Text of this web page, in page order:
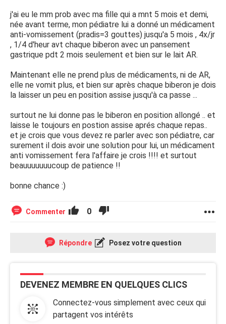
j'ai eu le mm prob avec ma fille qui a mnt 5 mois et demi,
née avant terme, mon pédiatre lui a donné un médicament
anti-vomissement (pradis=3 gouttes) jusqu'a 5 mois , 4x/jr
, 1/4 d'heur avt chaque biberon avec un pansement
gastrique pdt 2 mois seulement et bien sur le lait AR.
Maintenant elle ne prend plus de médicaments, ni de AR,
elle ne vomit plus, et bien sur après chaque biberon je dois
la laisser un peu en position assise jusqu'à ca passe ...
surtout ne lui donne pas le biberon en position allongé .. et
laisse le toujours en postion assise aprés chaque repas..
et je crois que vous devez re parler avec son pédiatre, car
surement il dois avoir une solution pour lui, un médicament
anti vomissement fera l'affaire je crois !!!! et surtout
beauuuuuuucoup de patience !!
bonne chance :)
Commenter 0
Répondre Posez votre question
DEVENEZ MEMBRE EN QUELQUES CLICS
Connectez-vous simplement avec ceux qui
partagent vos intérêts